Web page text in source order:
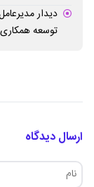
دیدار
توسعه
ارسال دیدگاه